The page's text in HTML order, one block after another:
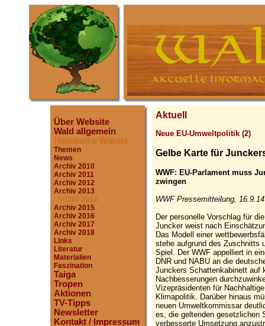
Über Website
Wald allgemein
Heimische Wälder
Themen
News
Archiv 2010
Archiv 2011
Archiv 2012
Archiv 2013
Archiv 2014
Archiv 2015
Archiv 2016
Archiv 2017
Archiv 2018
Links
Literatur
Materialien
Faszination
Taiga
Tropen
Aktionen
TV-Tipps
Newsletter
Kontakt / Impressum
Aktuell
Neue EU-Umweltpolitik (2)
Gelbe Karte für
WWF: EU-Parlament muss
zwingen
WWF Pressemitteilung, 16.9.14
Der personelle Vorschlag für
Juncker weist nach
Das Modell einer
stehe aufgrund des Zuschnitts
Spiel. Der WWF appelliert in
DNR und NABU an die
Junckers Schattenkabinett auf
Nachbesserungen
Vizepräsidenten für
Klimapolitik. Darüber hinaus
neuen Umweltkommissar
es, die geltenden gesetzlichen
verbesserte Umsetzung